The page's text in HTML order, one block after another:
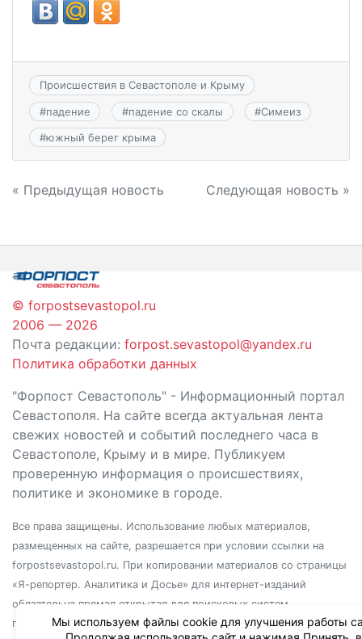
Происшествия в Севастополе и Крыму
#падение #падение со скалы #Симеиз
#южный берег крыма
Навигация
записям
« Предыдущая новость Следующая новость »
© forpostsevastopol.ru
2006 — 2026
Почта редакции: forpost.sevastopol@yandex.ru
Политика обработки данных
"Форпост Севастополь" - Информационный портал
Севастополя. На сайте всегда актуальная лента
свежих новостей и событий последнего часа в
Севастополе, Крыму и в мире. Публикуем
проверенную информация о происшествиях,
политике и экономике в городе.
Все права защищены. Использование любых материалов,
размещенных на сайте, разрешается при условии ссылки на
forpostsevastopol.ru. При копировании материалов со страницы
«Я-репортер. Аналитика и Досье» для интернет-изданий
обязательна прямая открытая для поисковых систем
гиперссылка. Независимо от полного или частичного
Мы используем файлы cookie для улучшения работы